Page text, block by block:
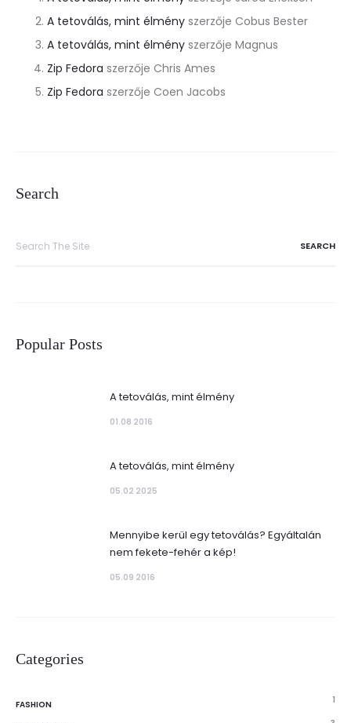
A tetoválás, mint élmény szerzője Cobus Bester
A tetoválás, mint élmény szerzője Magnus
Zip Fedora szerzője Chris Ames
Zip Fedora szerzője Coen Jacobs
Search
Popular Posts
A tetoválás, mint élmény
01.08 2016
A tetoválás, mint élmény
05.02 2025
Mennyibe kerül egy tetoválás? Egyáltalán
nem fekete-fehér a kép!
05.09 2016
Categories
FASHION 1